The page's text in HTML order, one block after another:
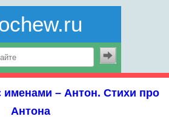
именами – Антон. Стихи про
Антона